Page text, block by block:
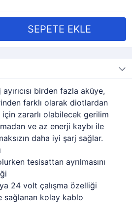
birden fazla aküye,
farklı olarak diotlardan
zararlı olabilecek gerilim
ve az enerji kaybı ile
daha iyi şarj sağlar.
tesisattan ayrılmasını
24 volt çalışma özelliği
sağlanan kolay kablo